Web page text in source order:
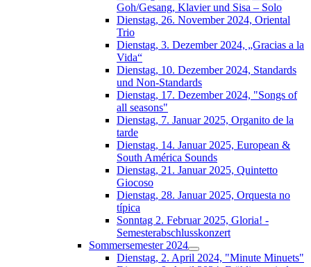
Goh/Gesang, Klavier und Sisa – Solo
Dienstag, 26. November 2024, Oriental
Trio
Dienstag, 3. Dezember 2024, „Gracias a la
Vida“
Dienstag, 10. Dezember 2024, Standards
und Non-Standards
Dienstag, 17. Dezember 2024, "Songs of
all seasons"
Dienstag, 7. Januar 2025, Organito de la
tarde
Dienstag, 14. Januar 2025, European &
South América Sounds
Dienstag, 21. Januar 2025, Quintetto
Giocoso
Dienstag, 28. Januar 2025, Orquesta no
típica
Sonntag 2. Februar 2025, Gloria! -
Semesterabschlusskonzert
Sommersemester 2024
Dienstag, 2. April 2024, "Minute Minuets"